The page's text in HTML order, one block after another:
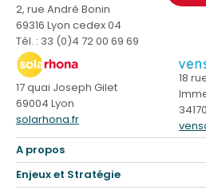
2, rue André Bonin
69316 Lyon cedex 04
Tél. : 33 (0)4 72 00 69 69
17 quai Joseph Gilet
69004 Lyon
solarhona.fr
18
A propos
Enjeux et Stratégie